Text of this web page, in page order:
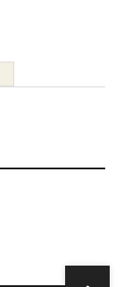
bei Baker McKenzie
Wie wir